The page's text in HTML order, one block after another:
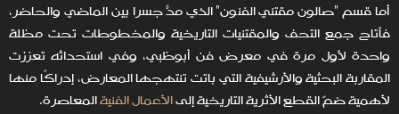
أما قسم "صالون مقتني الفنون" الذي مدّ جسرًا بين الماضي والحاضر،
فأتاح جمع التحف والمقتنيات التاريخية والمخطوطات تحت مظلة
واحدة لأول مرة في معرض فن أبوظبي، وفي استحداثه تعززت
المقاربة البحثية والأرشيفية التي باتت تنتهجها المعارض، إدراكًا منها
لأهمية ضمّ القطع الأثرية التاريخية إلىالأعمال الفنيةالمعاصرة.